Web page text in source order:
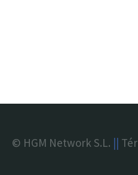
© HGM Network S.L. ||